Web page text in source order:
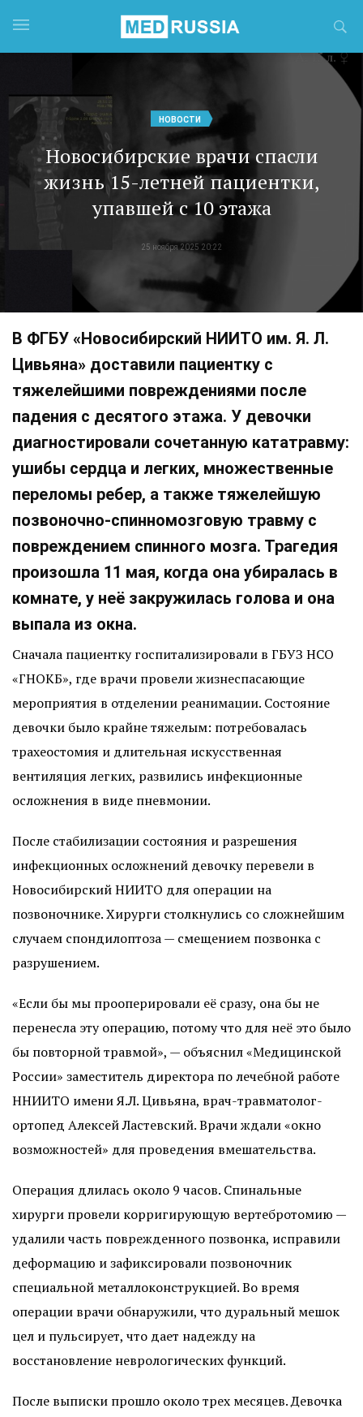
НОВОСТИ
Новосибирские врачи спасли
жизнь 15-летней пациентки,
упавшей с 10 этажа
25 ноября 2025 20:22
В ФГБУ «Новосибирский НИИТО им. Я. Л.
Цивьяна» доставили пациентку с
тяжелейшими повреждениями после
падения с десятого этажа. У девочки
диагностировали сочетанную кататравму:
ушибы сердца и легких, множественные
переломы ребер, а также тяжелейшую
позвоночно-спинномозговую травму с
повреждением спинного мозга. Трагедия
произошла 11 мая, когда она убиралась в
комнате, у неё закружилась голова и она
выпала из окна.
Сначала пациентку госпитализировали в ГБУЗ НСО
«ГНОКБ», где врачи провели жизнеспасающие
мероприятия в отделении реанимации. Состояние
девочки было крайне тяжелым: потребовалась
трахеостомия и длительная искусственная
вентиляция легких, развились инфекционные
осложнения в виде пневмонии.
После стабилизации состояния и разрешения
инфекционных осложнений девочку перевели в
Новосибирский НИИТО для операции на
позвоночнике. Хирурги столкнулись со сложнейшим
случаем спондилоптоза — смещением позвонка с
разрушением.
«Если бы мы прооперировали её сразу, она бы не
перенесла эту операцию, потому что для неё это было
бы повторной травмой», — объяснил «Медицинской
России» заместитель директора по лечебной работе
ННИИТО имени Я.Л. Цивьяна, врач-травматолог-
ортопед Алексей Ластевский. Врачи ждали «окно
возможностей» для проведения вмешательства.
Операция длилась около 9 часов. Спинальные
хирурги провели корригирующую вертебротомию —
удалили часть поврежденного позвонка, исправили
деформацию и зафиксировали позвоночник
специальной металлоконструкцией. Во время
операции врачи обнаружили, что дуральный мешок
цел и пульсирует, что дает надежду на
восстановление неврологических функций.
После выписки прошло около трех месяцев. Девочка